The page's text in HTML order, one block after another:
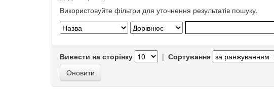
Використовуйте фільтри для уточнення результатів пошуку.
Вивести на сторінку | Сортування